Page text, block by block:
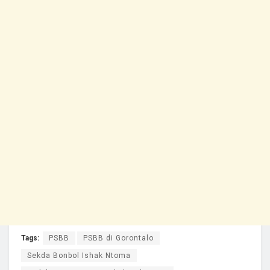
Tags: PSBB PSBB di Gorontalo
Sekda Bonbol Ishak Ntoma